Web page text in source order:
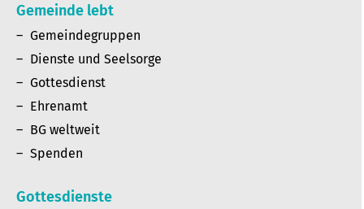
Gemeinde lebt
Gemeindegruppen
Dienste und Seelsorge
Gottesdienst
Ehrenamt
BG weltweit
Spenden
Gottesdienste